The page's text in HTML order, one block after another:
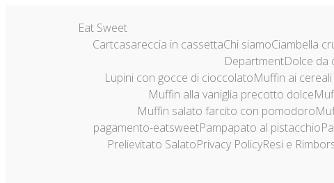
Eat Sweet
Cartcasareccia in cassettaChi siamoCiambella
DepartmentDolce da
Lupini con gocce di cioccolatoMuffin ai
Muffin alla vaniglia precotto dolce
Muffin salato farcito con pomodoro
pagamento-eatsweetPampapato al pistacchio
Prelievitato SalatoPrivacy PolicyResi e